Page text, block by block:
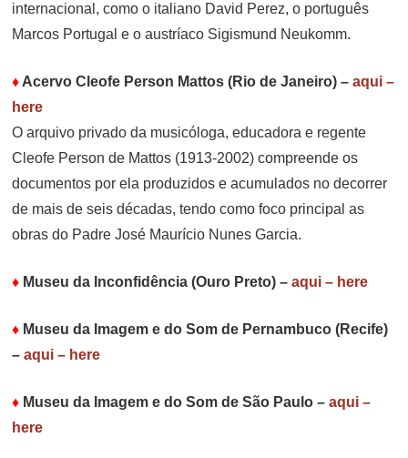
internacional, como o italiano David Perez, o português
Marcos Portugal e o austríaco Sigismund Neukomm.
♦ Acervo Cleofe Person Mattos (Rio de Janeiro) –aqui –
here
O arquivo privado da musicóloga, educadora e regente
Cleofe Person de Mattos (1913-2002) compreende os
documentos por ela produzidos e acumulados no decorrer
de mais de seis décadas, tendo como foco principal as
obras do Padre José Maurício Nunes Garcia.
♦ Museu da Inconfidência (Ouro Preto) –aqui – here
♦ Museu da Imagem e do Som de Pernambuco (Recife)
–aqui – here
♦ Museu da Imagem e do Som de São Paulo –aqui –
here